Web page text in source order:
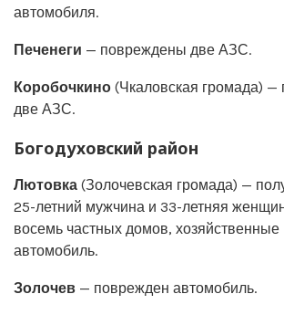
автомобиля.
Печенеги — повреждены две АЗС.
Коробочкино (Чкаловская громада)
две АЗС.
Богодуховский район
Лютовка (Золочевская громада) —
25-летний мужчина и 33-летняя
восемь частных домов, хозяйственные
автомобиль.
Золочев — поврежден автомобиль.